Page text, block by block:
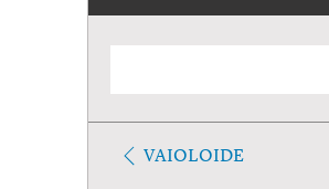
VAIOLOIDE